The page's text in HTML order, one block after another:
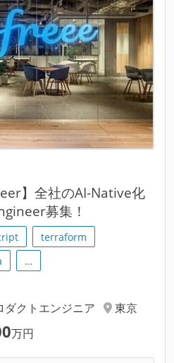
】全社のAI-Native化
募集！
terraform
…
クトエンジニア
東京
万円